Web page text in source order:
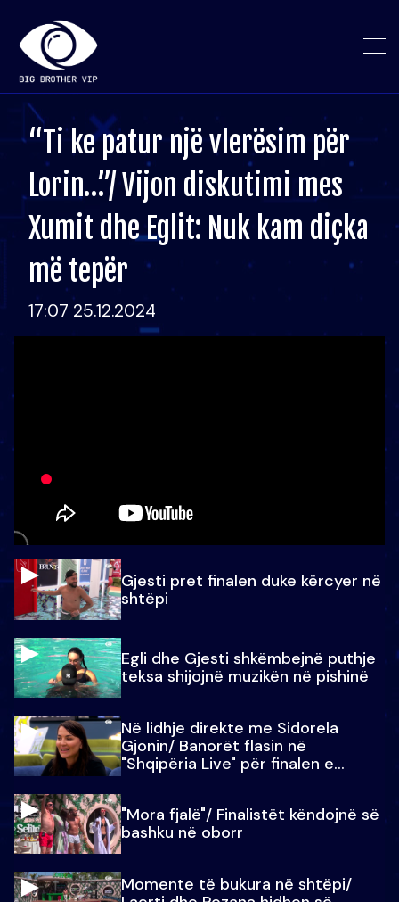
“Ti ke patur një vlerësim për
Lorin…”/ Vijon diskutimi mes
Xumit dhe Eglit: Nuk kam diçka
më tepër
17:07 25.12.2024
Gjesti pret finalen duke kërcyer në
shtëpi
Egli dhe Gjesti shkëmbejnë puthje
teksa shijojnë muzikën në pishinë
Në lidhje direkte me Sidorela
Gjonin/ Banorët flasin në
"Shqipëria Live" për finalen e
"Mora fjalë"/ Finalistët këndojnë së
bashku në oborr
Momente të bukura në shtëpi/